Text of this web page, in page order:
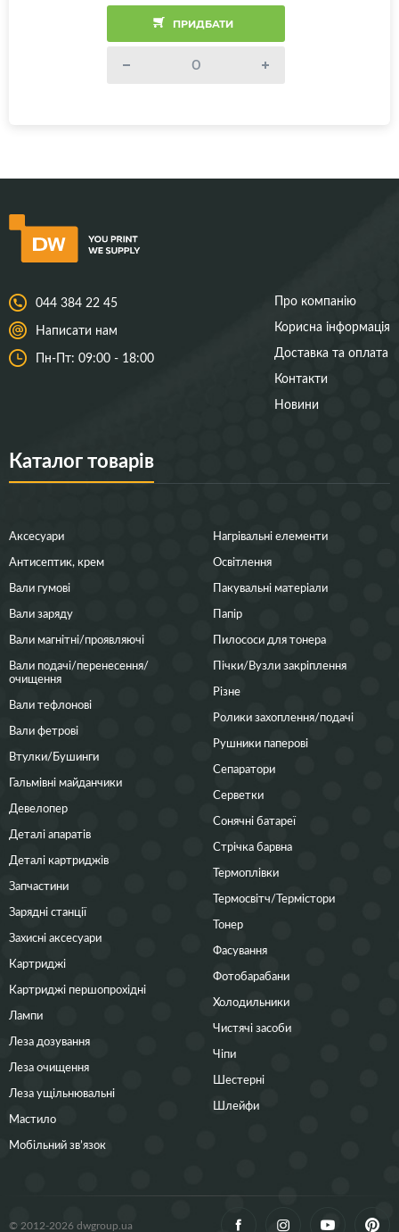
ПРИДБАТИ
044 384 22 45
Написати нам
Пн-Пт: 09:00 - 18:00
Про компанію
Корисна інформація
Доставка та оплата
Контакти
Новини
Каталог товарів
Аксесуари
Антисептик, крем
Вали гумові
Вали заряду
Вали магнітні/проявляючі
Вали подачі/перенесення/
очищення
Вали тефлонові
Вали фетрові
Втулки/Бушинги
Гальмівні майданчики
Девелопер
Деталі апаратів
Деталі картриджів
Запчастини
Зарядні станції
Захисні аксесуари
Картриджі
Картриджі першопрохідні
Лампи
Леза дозування
Леза очищення
Леза ущільнювальні
Мастило
Мобільний зв’язок
Нагрівальні елементи
Освітлення
Пакувальні матеріали
Папір
Пилососи для тонера
Пічки/Вузли закріплення
Різне
Ролики захоплення/подачі
Рушники паперові
Сепаратори
Серветки
Сонячні батареї
Стрічка барвна
Термоплівки
Термосвітч/Термістори
Тонер
Фасування
Фотобарабани
Холодильники
Чистячі засоби
Чіпи
Шестерні
Шлейфи
© 2012-2026 dwgroup.ua